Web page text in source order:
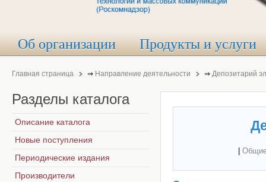
Об организации Продукты и услуги
Главная страница ⇒ Направление деятельности ⇒ Депозитарий
Разделы каталога
Описание каталога
Новые поступления
Периодические издания
Производители